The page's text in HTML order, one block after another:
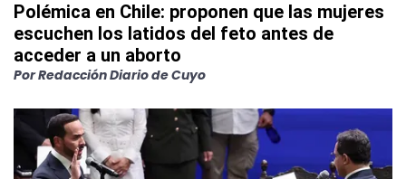
Polémica en Chile: proponen que las mujeres
escuchen los latidos del feto antes de
acceder a un aborto
PorRedacción Diario de Cuyo